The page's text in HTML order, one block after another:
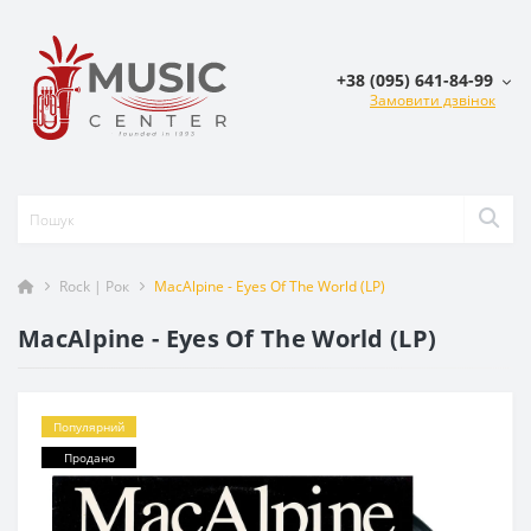
+38 (095) 641-84-99
Замовити дзвінок
Rock | Рок MacAlpine - Eyes Of The World (LP)
MacAlpine - Eyes Of The World (LP)
Популярний
Продано